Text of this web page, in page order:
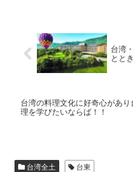
台湾
とと
台湾の料理文化に好奇心があり
理を学びたいならば！！
台湾全土 台東